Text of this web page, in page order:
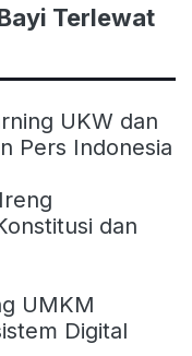
Terlewat
UKW dan
Pers Indonesia
dan
UMKM
Digital